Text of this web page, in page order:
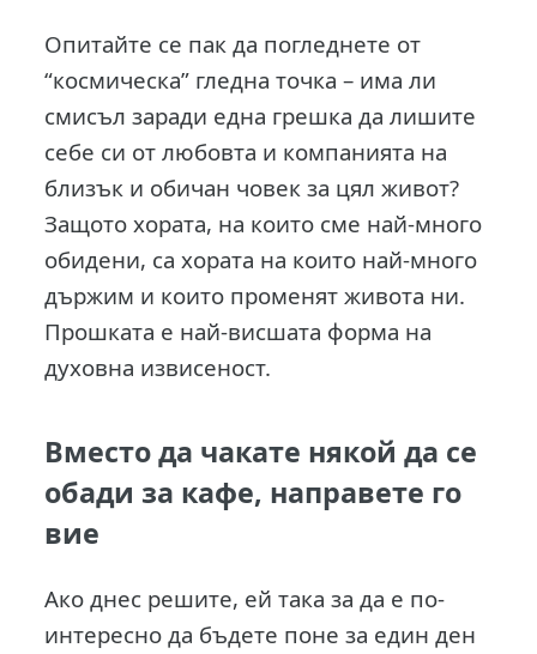
Опитайте се пак да погледнете от
“космическа” гледна точка – има ли
смисъл заради една грешка да лишите
себе си от любовта и компанията на
близък и обичан човек за цял живот?
Защото хората, на които сме най-много
обидени, са хората на които най-много
държим и които променят живота ни.
Прошката е най-висшата форма на
духовна извисеност.
Вместо да чакате някой да се
обади за кафе, направете го
вие
Ако днес решите, ей така за да е по-
интересно да бъдете поне за един ден